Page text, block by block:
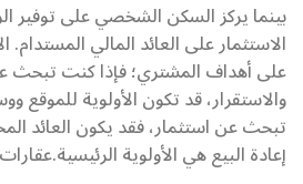
بينما يركز السكن الشخصي على توفير
الاستثمار على العائد المالي المستدام.
على أهداف المشتري؛ فإذا كنت تبحث
والاستقرار، قد تكون الأولوية للموقع
تبحث عن استثمار، فقد يكون العائد
إعادة البيع هي الأولوية